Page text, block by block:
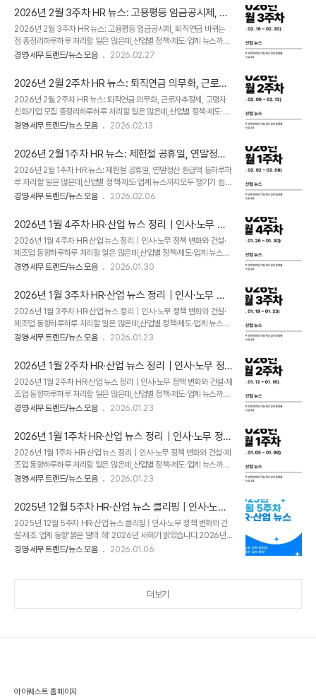
이슈,지금부터 간단히 살펴보겠습니다. 1. HR·인사/노무 주요 뉴스 (26.
02. 23 ~ 02. 27 기준) NO.기사 제목언론사1퇴직금, 통상임금으로 다
시 계산해야 할까?노동법률2"실적 탓에 점심 때 친구한테 영업…근로시
간 인정되나요?"[직장인 완생]뉴시스35월 하루 연차 쓰면 5일 쉰다…
2026년 '역대급 연휴' 챙기는 법한국일보4AI 시대, HR의 본질과 가치
2026년 2월 3주차 HR 뉴스: 고용평등 임금공시제, 퇴
직연금 바뀌는 점 총정리
2026년 2월 3주차 HR 뉴스: 고용평등 임금공시제, 퇴직연금 바뀌는
점 총정리하루하루 처리할 일은 많은데,산업별 정책·제도·업계 뉴스까지
모두 챙기기 쉽지 않으시죠.​그래서 매주 금요일,실무에 필요한 이슈만 정
이슈,지금부터 간단히 살펴보겠습니다. 1. HR·인사/노무 주요 뉴스 (26.
02. 16 ~ 02. 20 기준) NO.기사 제목언론사1고용평등 임금공시제
500인 이상 민간기업 대상 가닥연합뉴스2퇴직금 한 번에 못 받나?…퇴
직연금 바뀌는 점 '총정리'이데일리3벤처도 '여풍'…여성 창업·고용 비중
모두 늘었다연합뉴스45월 1일 노동절, 전 국민 법정 공휴일 되나…'2월
경영·세무 트렌드/뉴스 모음 2026.02.27
2026년 2월 2주차 HR 뉴스: 퇴직연금 의무화, 근로자
추정제, 고령자친화기업 모집 총정리
2026년 2월 2주차 HR 뉴스: 퇴직연금 의무화, 근로자추정제, 고령자
친화기업 모집 총정리하루하루 처리할 일은 많은데,산업별 정책·제도·업
계 뉴스까지모두 챙기기 쉽지 않으시죠.​그래서 매주 금요일,실무에 필요
이번 주 주요 이슈,지금부터 간단히 살펴보겠습니다. 1. HR·인사/노무 주
요 뉴스 (26. 02. 09 ~ 02. 13 기준) NO.기사 제목언론사1퇴직연금
20년 만에 대수술…모든 사업장 단계적 의무화국제신문2근로자 추정제
곧 입법… "계약서부터 다시 살펴야"한국경제3"AI 시대 HR 경쟁력, 누
가 먼저 데이터 준비 끝냈느냐의 싸움"지디넷코리아43월까지 고령자
경영·세무 트렌드/뉴스 모음 2026.02.13
2026년 2월 1주차 HR 뉴스: 제헌절 공휴일, 연말정산
환급액 등
2026년 2월 1주차 HR 뉴스: 제헌절 공휴일, 연말정산 환급액 등하루하
루 처리할 일은 많은데,산업별 정책·제도·업계 뉴스까지모두 챙기기 쉽지
않으시죠.​그래서 매주 금요일,실무에 필요한 이슈만 정리해 드립니다.​
간단히 살펴보겠습니다.1. HR·인사/노무 주요 뉴스 (26. 02. 02 ~ 02.
06 기준)NO.기사 제목언론사1'제헌절' 빨간날 됐다…"연차 쓰면 4일
휴가" 직장인들 환호한국경제2노동계, 새 사회적 대화 의제 '4.5일제'
제시…경영계는 '임금체계 개편'뉴시스3회사 채용 때 나이 많다고 불이
익 주면 처벌…헌재 "합헌"연합뉴스4韓, AI 업무 활용 비중 동아시아 1
경영·세무 트렌드/뉴스 모음 2026.02.06
2026년 1월 4주차 HR·산업 뉴스 정리｜인사·노무 정
책 변화와 건설·제조업 동향
2026년 1월 4주차 HR·산업 뉴스 정리｜인사·노무 정책 변화와 건설·
제조업 동향하루하루 처리할 일은 많은데,산업별 정책·제도·업계 뉴스까
지모두 챙기기 쉽지 않으시죠.​그래서 매주 금요일,실무에 필요한 이슈만
요 이슈,지금부터 간단히 살펴보겠습니다. 1. HR·인사/노무 주요 뉴스
(26. 01. 26 ~ 01. 30 기준)NO.기사 제목언론사1AI로 채용 더 보수
적…정규직 축소 이어진다[채용시장 어디로①]뉴시스21년 넘게 일한 일
용직 근로자… 퇴직금 줘야 하나요?한국경제3육아휴직수당 증가에 재원
고갈…고용보험서 ‘모성보호’ 분리한다이데일리4대법 “성과급, 퇴직금
경영·세무 트렌드/뉴스 모음 2026.01.30
2026년 1월 3주차 HR·산업 뉴스 정리｜인사·노무 정
책 변화와 건설·제조업 동향
2026년 1월 3주차 HR·산업 뉴스 정리｜인사·노무 정책 변화와 건설·
제조업 동향하루하루 처리할 일은 많은데,산업별 정책·제도·업계 뉴스까
지모두 챙기기 쉽지 않으시죠.​그래서 매주 금요일,실무에 필요한 이슈만
요 이슈,지금부터 간단히 살펴보겠습니다.1. HR·인사/노무 주요 뉴스
(26. 01. 19~ 01. 23 기준)NO.기사 제목언론사1“월급 미룬 사장 명단
공개해요” 정보 개방한 정부문화일보2"실업급여 받았는데 같은 곳 재입
사…문제 없나요?"[직장인 완생]뉴시스3성과급, 퇴직금에 반영되나…
29일 대법 판결 나온다한국경제 2. 세무 주요 뉴스 (26. 01. 19~ 01.
경영·세무 트렌드/뉴스 모음 2026.01.23
2026년 1월 2주차 HR·산업 뉴스 정리｜인사·노무 정
책 변화와 건설·제조업 동향
2026년 1월 2주차 HR·산업 뉴스 정리｜인사·노무 정책 변화와 건설·제
조업 동향하루하루 처리할 일은 많은데,산업별 정책·제도·업계 뉴스까지
모두 챙기기 쉽지 않으시죠.​그래서 매주 금요일,실무에 필요한 이슈만 정
이슈,지금부터 간단히 살펴보겠습니다.1. HR·인사/노무 주요 뉴스 (26.
01. 12~ 01. 16 기준)NO.기사 제목언론사1사업주·직장인들이 꼭 알아
야할 새해 인사관리 제도 5개지디넷코리아2‘육아기 10시 출근제’ 쓰고
싶은데, 회사가 거부할 수 있나요? [슬직생]세계일보3지원자는 AI로 자
소서 쓰고, 기업은 AI로 평가… 2026년 AI 채용 트렌드 분석전자신문
경영·세무 트렌드/뉴스 모음 2026.01.23
2026년 1월 1주차 HR·산업 뉴스 정리｜인사·노무 정책
변화와 건설·제조업 동향
2026년 1월 1주차 HR·산업 뉴스 정리｜인사·노무 정책 변화와 건설·제
조업 동향하루하루 처리할 일은 많은데,산업별 정책·제도·업계 뉴스까지
모두 챙기기 쉽지 않으시죠.​그래서 매주 금요일,실무에 필요한 이슈만 정
이슈,지금부터 간단히 살펴보겠습니다.1. HR·인사/노무 주요 뉴스 (26.
01. 05~ 01. 09 기준)NO.기사 제목언론사1최저임금 1만320원…육
아기 10시 출근에 '노란봉투법' 시행[새해 달라지는 것]뉴시스22026년
초고소득 직장인 건보료 상한액 월 459만원으로 인상연합뉴스3"연차
이틀만 쓰면 9일 쉰다"…직장인 관심 폭발한 '황금 연휴'한국경제 2. 세
경영·세무 트렌드/뉴스 모음 2026.01.23
2025년 12월 5주차 HR·산업 뉴스 클리핑 | 인사·노무
정책 변화와 건설·제조 업계 동향
2025년 12월 5주차 HR·산업 뉴스 클리핑 | 인사·노무 정책 변화와 건
설·제조 업계 동향'붉은 말의 해' 2026년 새해가 밝았습니다.2026년
에도 각 산업별 흐름을 빠르게 파악하실 수 있도록,업무에 참고하실 만한
26. 01. 02 기준)NO.기사 제목언론사1"노동절 '빨간날' 되면 뭐가 달라
경영·세무 트렌드/뉴스 모음 2026.01.06
더보기
아이퀘스트 홈페이지